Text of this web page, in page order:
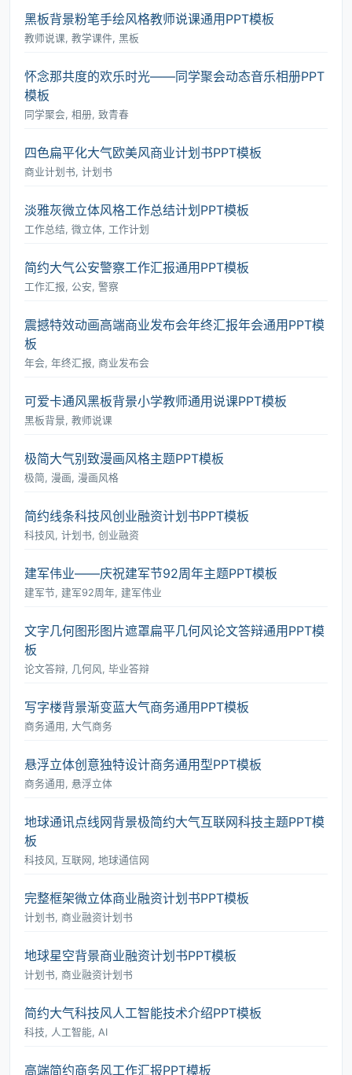
黑板背景粉笔手绘风格教师说课通用PPT模板
教师说课, 教学课件, 黑板
怀念那共度的欢乐时光――同学聚会动态音乐相册PPT
模板
同学聚会, 相册, 致青春
四色扁平化大气欧美风商业计划书PPT模板
商业计划书, 计划书
淡雅灰微立体风格工作总结计划PPT模板
工作总结, 微立体, 工作计划
简约大气公安警察工作汇报通用PPT模板
工作汇报, 公安, 警察
震撼特效动画高端商业发布会年终汇报年会通用PPT模
板
年会, 年终汇报, 商业发布会
可爱卡通风黑板背景小学教师通用说课PPT模板
黑板背景, 教师说课
极简大气别致漫画风格主题PPT模板
极简, 漫画, 漫画风格
简约线条科技风创业融资计划书PPT模板
科技风, 计划书, 创业融资
建军伟业――庆祝建军节92周年主题PPT模板
建军节, 建军92周年, 建军伟业
文字几何图形图片遮罩扁平几何风论文答辩通用PPT模
板
论文答辩, 几何风, 毕业答辩
写字楼背景渐变蓝大气商务通用PPT模板
商务通用, 大气商务
悬浮立体创意独特设计商务通用型PPT模板
商务通用, 悬浮立体
地球通讯点线网背景极简约大气互联网科技主题PPT模
板
科技风, 互联网, 地球通信网
完整框架微立体商业融资计划书PPT模板
计划书, 商业融资计划书
地球星空背景商业融资计划书PPT模板
计划书, 商业融资计划书
简约大气科技风人工智能技术介绍PPT模板
科技, 人工智能, AI
高端简约商务风工作汇报PPT模板